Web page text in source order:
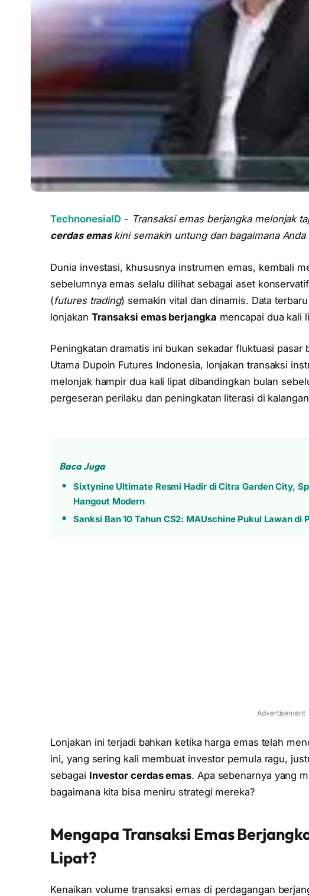
TechnonesiaID - Transaksi emas berjangka melonjak
cerdas emaskini semakin untung dan bagaimana
Dunia investasi, khususnya instrumen emas, kembali
sebelumnya emas selalu dilihat sebagai aset
(futures trading) semakin vital dan dinamis. Data
lonjakan Transaksi emas berjangka mencapai dua kali
Peningkatan dramatis ini bukan sekadar fluktuasi
Utama Dupoin Futures Indonesia, lonjakan transaksi
melonjak hampir dua kali lipat dibandingkan bulan
pergeseran perilaku dan peningkatan literasi di
Baca Juga
Sixtynine Ultimate Resmi Hadir di Citra Garden City,
Hangout Modern
Sanksi Ban 10 Tahun CS2: MAUschine Pukul Lawan di
Advertisement
Lonjakan ini terjadi bahkan ketika harga emas telah
ini, yang sering kali membuat investor pemula ragu,
sebagai Investor cerdas emas. Apa sebenarnya yang
bagaimana kita bisa meniru strategi mereka?
Mengapa Transaksi Emas
Lipat?
Kenaikan volume transaksi emas di perdagangan